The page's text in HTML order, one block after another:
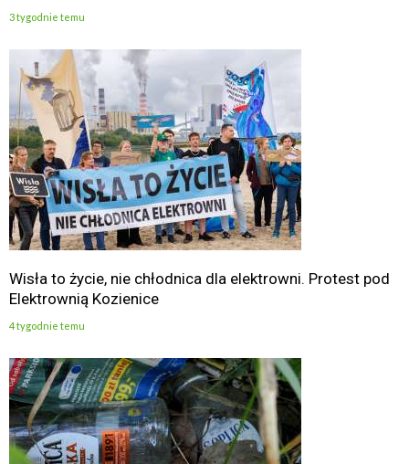
3 tygodnie temu
Wisła to życie, nie chłodnica dla elektrowni. Protest pod
Elektrownią Kozienice
4 tygodnie temu